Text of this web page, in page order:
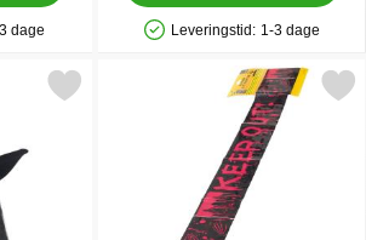
På lager
dage
Produkttilgængelighed: På lager
Leveringstid: 1-3 dage
med Edderkop som favorit
Markér afspærringsbånd